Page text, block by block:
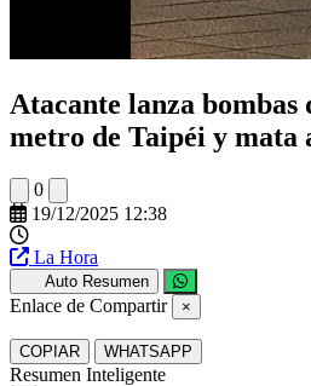
Atacante lanza bombas
metro de Taipéi y mata
0
19/12/2025 12:38
La Hora
Auto Resumen
Enlace de Compartir ×
COPIAR WHATSAPP
Resumen Inteligente